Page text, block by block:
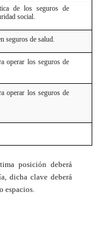
de los seguros de
social.
seguros de salud.
operar los seguros de
operar los seguros de
posición deberá
dicha clave deberá
espacios.